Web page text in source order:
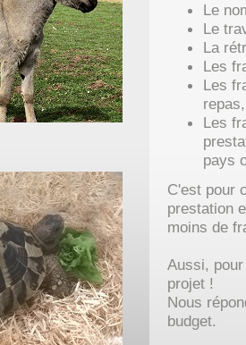
Le
Le
La
Les
Les
Les
pays
C'est pour
prestation
moins de
Aussi,
projet !
Nous
budget.